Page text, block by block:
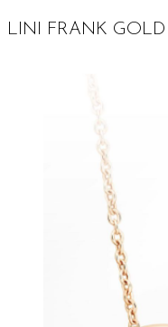
LINI FRANK GOLD